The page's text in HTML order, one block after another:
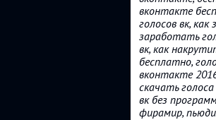
вконтакте
голосов вк,
заработать
вк, как
бесплатно,
вконтакте
скачать
вк без
фирамир,